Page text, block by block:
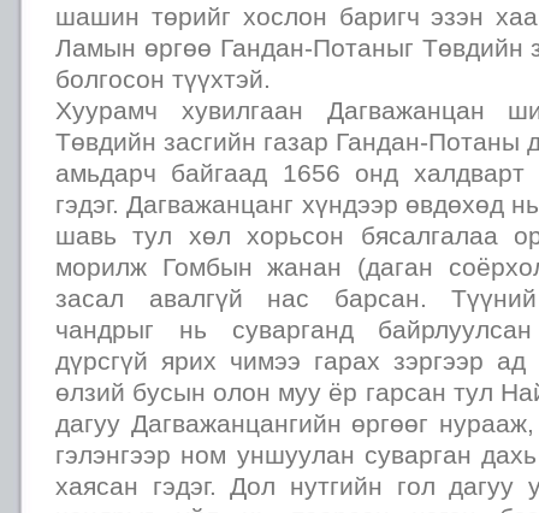
шашин төрийг хослон баригч эзэн
Ламын өргөө Гандан-Потаныг Төвдийн
болгосон түүхтэй.
Хуурамч хувилгаан Дагважанцан
Төвдийн засгийн газар Гандан-Потаны
амьдарч байгаад 1656 онд
гэдэг. Дагважанцанг хүндээр өвдөхөд
шавь тул хөл хорьсон бясалгалаа
морилж Гомбын жанан (даган
засал авалгүй нас барсан.
чандрыг нь суварганд
дүрсгүй ярих чимээ гарах зэргээр
өлзий бусын олон муу ёр гарсан тул
дагуу Дагважанцангийн өргөөг
гэлэнгээр ном уншуулан суварган
хаясан гэдэг. Дол нутгийн гол дагуу